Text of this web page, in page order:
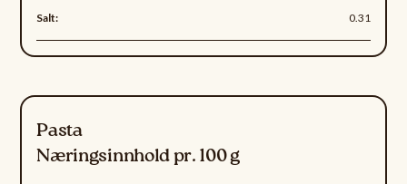
Salt: 0.31
Pasta
Næringsinnhold pr. 100 g